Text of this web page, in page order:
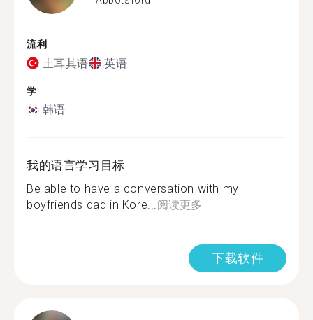
流利
土耳其语 英语
学
韩语
我的语言学习目标
Be able to have a conversation with my
boyfriends dad in Kore...阅读更多
下载软件